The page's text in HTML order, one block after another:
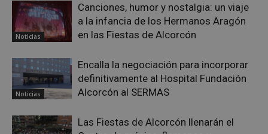
Noticias
Canciones, humor y nostalgia: un viaje
a la infancia de los Hermanos Aragón
en las Fiestas de Alcorcón
Noticias
Encalla la negociación para incorporar
definitivamente al Hospital Fundación
Alcorcón al SERMAS
Las Fiestas de Alcorcón llenarán el
CookieScriptConsent
CookieScript
alcorconhoy.com